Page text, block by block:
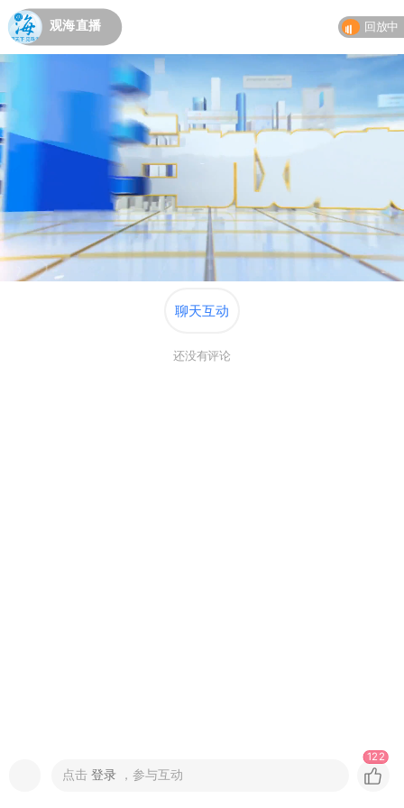
观海直播 回放中
聊天互动
还没有评论
点击登录 ，参与互动
122